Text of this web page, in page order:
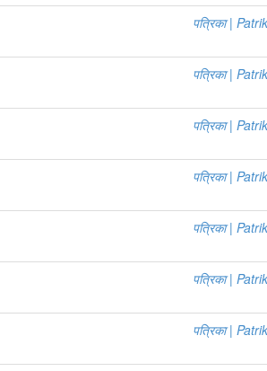
पत्रिका |
पत्रिका |
पत्रिका |
पत्रिका |
पत्रिका |
पत्रिका |
पत्रिका |